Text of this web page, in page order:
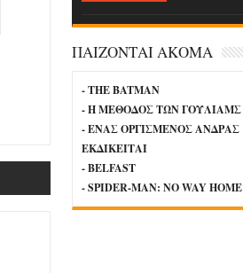
ΠΑΙΖΟΝΤΑΙ ΑΚΟΜΑ
- THE BATMAN
- Η ΜΕΘΟΔΟΣ ΤΩΝ ΓΟΥΛΙΑΜΣ
- ΕΝΑΣ ΟΡΓΙΣΜΕΝΟΣ ΑΝΔΡΑΣ
ΕΚΔΙΚΕΙΤΑΙ
- BELFAST
- SPIDER-MAN: NO WAY HOME